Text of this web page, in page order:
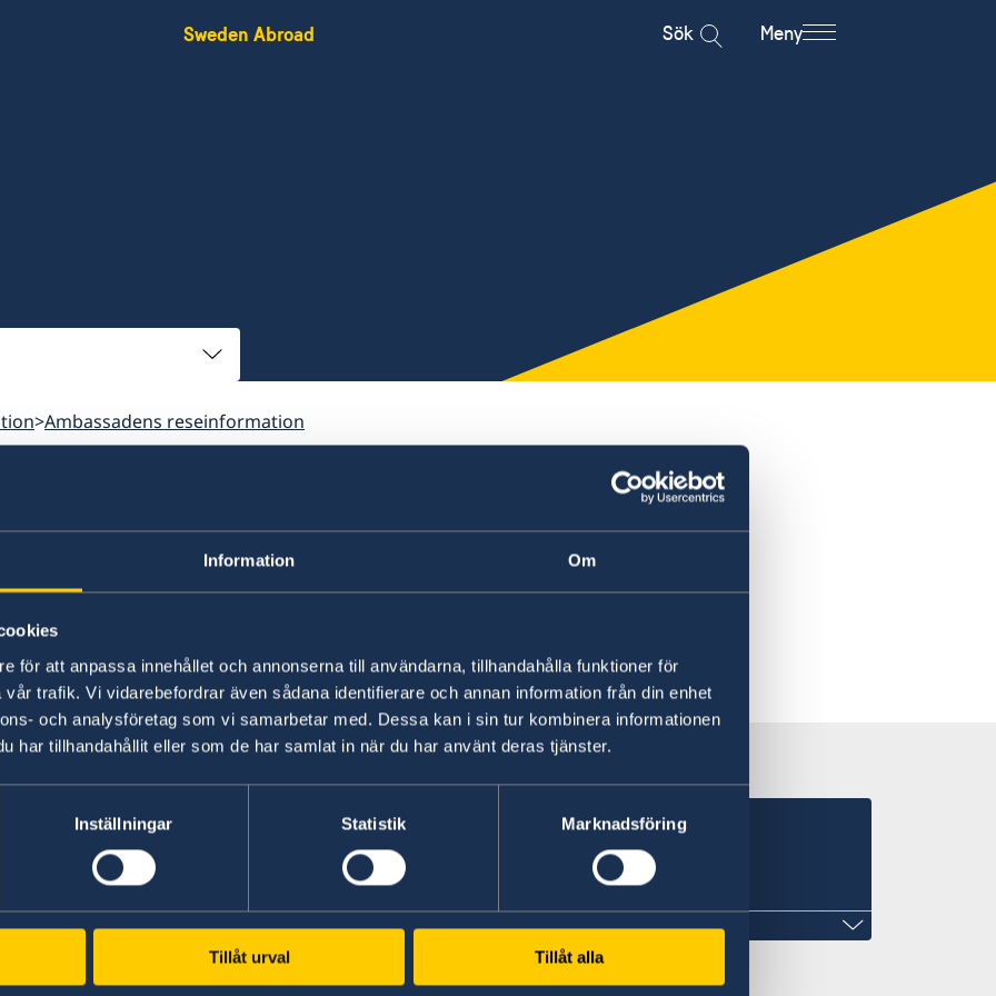
Information Om
för att anpassa innehållet och annonserna till användarna, tillhandahålla funktioner för
trafik. Vi vidarebefordrar även sådana identifierare och annan information från din enhet
och analysföretag som vi samarbetar med. Dessa kan i sin tur kombinera informationen
har tillhandahållit eller som de har samlat in när du har använt deras tjänster.
Inställningar Statistik Marknadsföring
Tillåt urval Tillåt alla
Sweden Abroad Sök Meny
Ambassadens reseinformation
Lokala lagar och sedvänjor
i Rumänien.
Svenska honorärkonsulat i Rumänien
Svenska konsulat i Rumänien
Cluj-Napoca
Sveriges Honorärkonsulat